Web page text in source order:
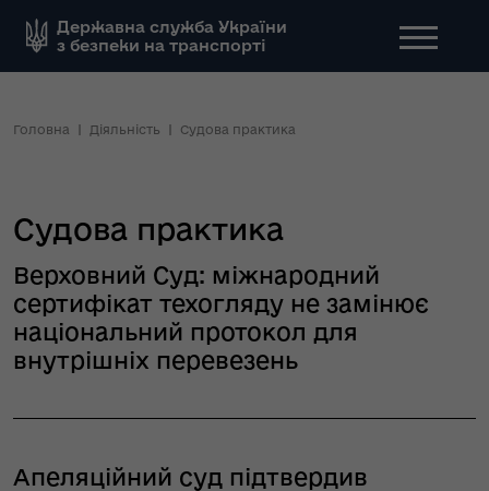
Державна служба України
з безпеки на транспорті
Головна Діяльність Судова практика
Судова практика
Верховний Суд: міжнародний
сертифікат техогляду не замінює
національний протокол для
внутрішніх перевезень
Апеляційний суд підтвердив